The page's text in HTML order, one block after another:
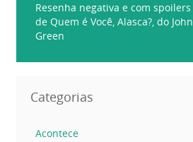
Resenha negativa e com spoilers
de Quem é Você, Alasca?, do John
Green
Categorias
Acontece